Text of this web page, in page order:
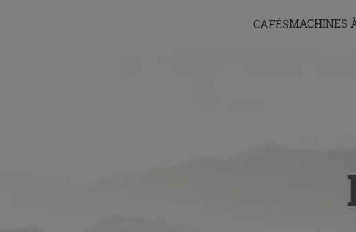
CAFÉSMACHINES